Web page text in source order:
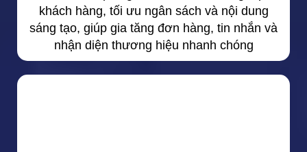
khách hàng, tối ưu ngân sách và nội dung
sáng tạo, giúp gia tăng đơn hàng, tin nhắn và
nhận diện thương hiệu nhanh chóng